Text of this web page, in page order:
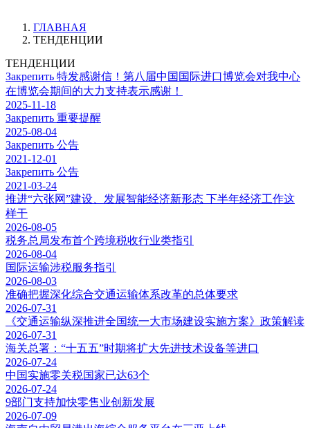
ГЛАВНАЯ
ТЕНДЕНЦИИ
ТЕНДЕНЦИИ
Закрепить 特发感谢信！第八届中国国际进口博览会对我中心
在博览会期间的大力支持表示感谢！
2025-11-18
Закрепить 重要提醒
2025-08-04
Закрепить 公告
2021-12-01
Закрепить 公告
2021-03-24
推进“六张网”建设、发展智能经济新形态 下半年经济工作这
样干
2026-08-05
税务总局发布首个跨境税收行业类指引
2026-08-04
国际运输涉税服务指引
2026-08-03
准确把握深化综合交通运输体系改革的总体要求
2026-07-31
《交通运输纵深推进全国统一大市场建设实施方案》政策解读
2026-07-31
海关总署：“十五五”时期将扩大先进技术设备等进口
2026-07-24
中国实施零关税国家已达63个
2026-07-24
9部门支持加快零售业创新发展
2026-07-09